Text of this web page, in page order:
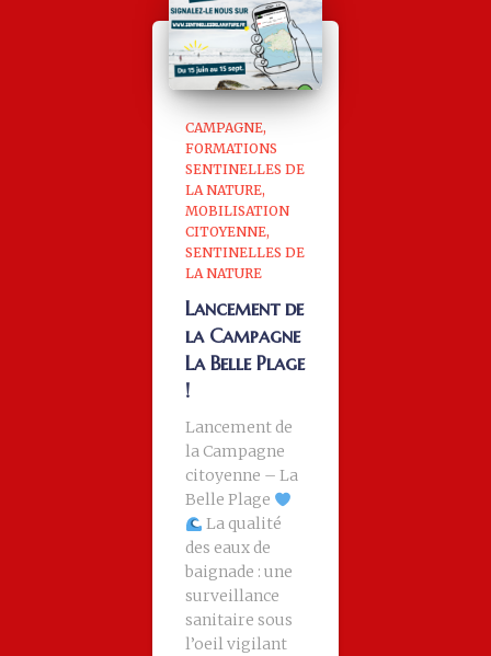
CAMPAGNE
FORMATIONS
SENTINELLES DE
LA NATURE
MOBILISATION
CITOYENNE
SENTINELLES DE
LA NATURE
Lancement de
la Campagne
La Belle Plage
!
Lancement de
la Campagne
citoyenne – La
Belle Plage
La qualité
des eaux de
baignade : une
surveillance
sanitaire sous
l’oeil vigilant